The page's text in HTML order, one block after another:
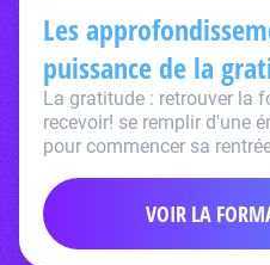
Les
puissance de la
La gratitude : retrouver la
recevoir! se remplir d'une
pour commencer sa
VOIR LA